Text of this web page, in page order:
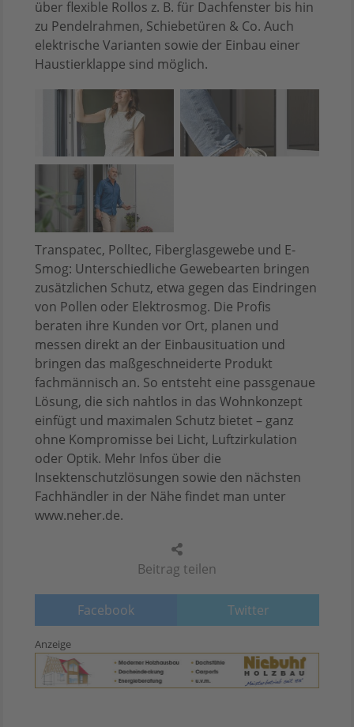
Beitrag teilen
Facebook Twitter
über flexible Rollos z. B. für Dachfenster bis hin
zu Pendelrahmen, Schiebetüren & Co. Auch
elektrische Varianten sowie der Einbau einer
Haustierklappe sind möglich.
Transpatec, Polltec, Fiberglasgewebe und E-
Smog: Unterschiedliche Gewebearten bringen
zusätzlichen Schutz, etwa gegen das Eindringen
von Pollen oder Elektrosmog. Die Profis
beraten ihre Kunden vor Ort, planen und
messen direkt an der Einbausituation und
bringen das maßgeschneiderte Produkt
fachmännisch an. So entsteht eine passgenaue
Lösung, die sich nahtlos in das Wohnkonzept
einfügt und maximalen Schutz bietet – ganz
ohne Kompromisse bei Licht, Luftzirkulation
oder Optik. Mehr Infos über die
Insektenschutzlösungen sowie den nächsten
Fachhändler in der Nähe findet man unter
www.neher.de.
Anzeige